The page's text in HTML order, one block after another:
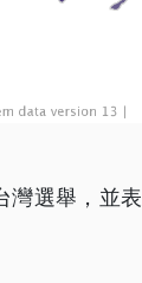
灣選舉，並表